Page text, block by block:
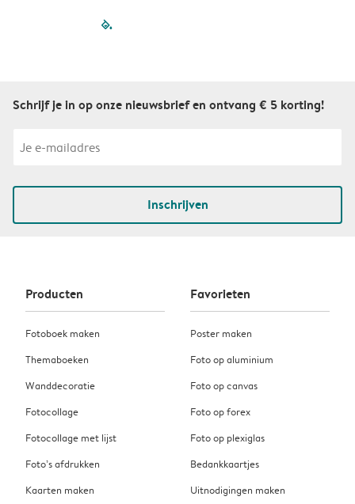
filled-pagination
Schrijf je in op onze nieuwsbrief en ontvang € 5 korting!
Inschrijven
Producten
Fotoboek maken
Themaboeken
Wanddecoratie
Fotocollage
Fotocollage met lijst
Foto’s afdrukken
Kaarten maken
Favorieten
Poster maken
Foto op aluminium
Foto op canvas
Foto op forex
Foto op plexiglas
Bedankkaartjes
Uitnodigingen maken